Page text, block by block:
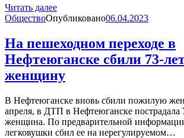
Читать далее
ОбществоОпубликовано06.04.2023
На пешеходном переходе в
Нефтеюганске сбили 73-
женщину
В Нефтеюганске вновь сбили пожилую
апреля, в ДТП в Нефтеюганске пострадала
женщина. По предварительной
легковушки сбил ее на нерегулируемом…